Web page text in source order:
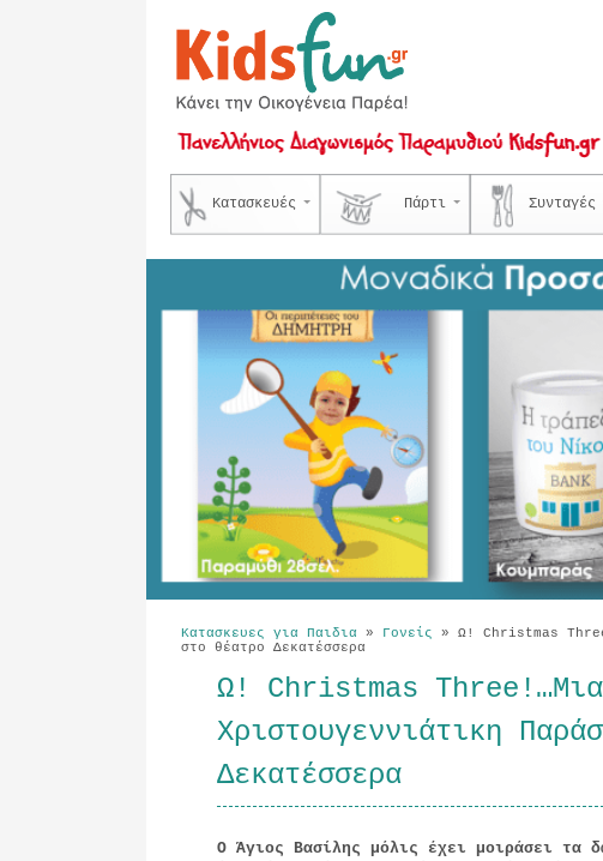
Κατασκευές Πάρτι Συνταγές
Κατασκευες για Παιδια » Γονείς »
Ω! Christmas
στο θέατρο Δεκατέσσερα
Ω! Christmas Three!…Μια
Χριστουγεννιάτικη
Δεκατέσσερα
Ο Άγιος Βασίλης μόλις έχει μοιράσει τα